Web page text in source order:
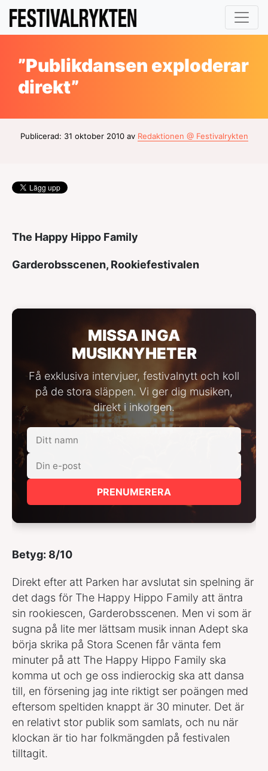
”Publikdansen exploderar
direkt”
Publicerad: 31 oktober 2010 av Redaktionen @ Festivalrykten
The Happy Hippo Family
Garderobsscenen, Rookiefestivalen
MISSA INGA
MUSIKNYHETER
Få exklusiva intervjuer, festivalnytt och koll
på de stora släppen. Vi ger dig musiken,
direkt i inkorgen.
PRENUMERERA
Betyg: 8/10
Direkt efter att Parken har avslutat sin spelning är
det dags för The Happy Hippo Family att äntra
sin rookiescen, Garderobsscenen. Men vi som är
sugna på lite mer lättsam musik innan Adept ska
börja skrika på Stora Scenen får vänta fem
minuter på att The Happy Hippo Family ska
komma ut och ge oss indierockig ska att dansa
till, en försening jag inte riktigt ser poängen med
eftersom speltiden knappt är 30 minuter. Det är
en relativt stor publik som samlats, och nu när
klockan är tio har folkmängden på festivalen
tilltagit.